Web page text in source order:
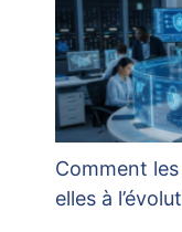
Comment
elles à